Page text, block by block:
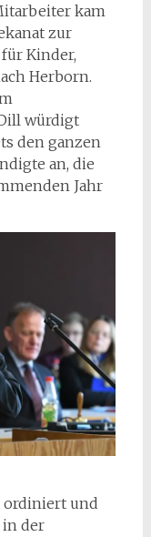
kam
zur
Kinder,
Herborn.
würdigt
den ganzen
an, die
Jahr
ordiniert und
in der